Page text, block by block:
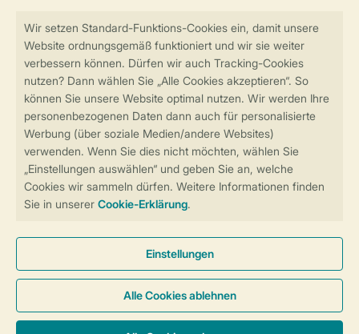
Sicherstellung Deiner Privatsphäre
Sicher und schnell zur Online-Buchung
Sichere Datenübertragung
Sicheres Bezahlen
Cookies und Banner
Barrierefreiheit